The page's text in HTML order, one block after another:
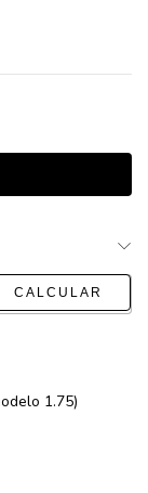
CHANGE ZIPCODE
1.75)